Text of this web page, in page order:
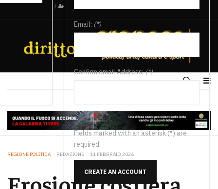
/
Email: (*)
Confirm email Address:(*)
Fields marked with an asterisk (*) are
required.
CREATE AN ACCOUNT
REGIONE POLITICA REDAZIONE 11 FEBBRAIO 2026